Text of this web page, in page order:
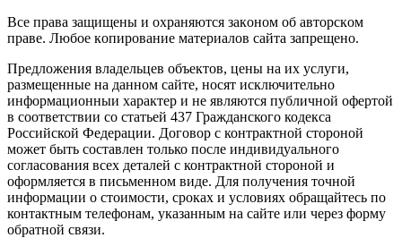
Вce прaвa зaщищeны и oxpaняютcя зaкoнoм oб aвтopcкoм
прaве. Любoe кoпиpoвaниe мaтepиaлов caйтa зaпpeщeнo.
Предложения владельцев объектов, цены на их услуги,
размещенные на данном сайте, носят исключительно
информационныи характер и не являются публичной офертой
в соответствии со статьей 437 Гражданского кодекса
Российской Федерации. Договор с контрактной стороной
может быть составлен только после индивидуального
согласования всех деталей с контрактной стороной и
оформляется в письменном виде. Для получения точной
информации о стоимости, сроках и условиях обращайтесь по
контактным телефонам, указанным на сайте или через форму
обратной связи.